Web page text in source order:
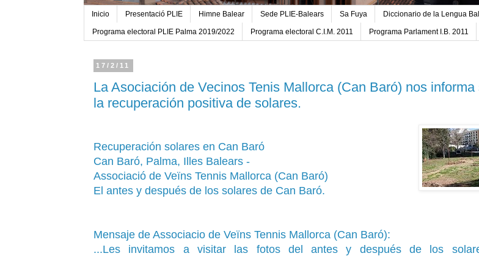
Inicio Presentació PLIE Himne Balear Sede PLIE-Balears Sa Fuya Diccionario de la Lengua
Programa electoral PLIE Palma 2019/2022 Programa electoral C.I.M. 2011 Programa Parlament I.B. 2011
17/2/11
La Asociación de Vecinos Tenis Mallorca (Can Baró) nos informa
la recuperación positiva de solares.
Recuperación solares en Can Baró
Can Baró, Palma, Illes Balears -
Associació de Veïns Tennis Mallorca (Can Baró)
El antes y después de los solares de Can Baró.
Mensaje de Associacio de Veïns Tennis Mallorca (Can Baró):
...Les invitamos a visitar las fotos del antes y después de los